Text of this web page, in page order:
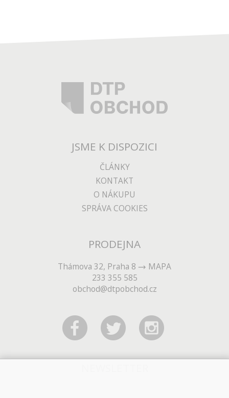
JSME K DISPOZICI
ČLÁNKY
KONTAKT
O NÁKUPU
SPRÁVA COOKIES
PRODEJNA
Thámova 32, Praha 8
MAPA
233 355 585
obchod@dtpobchod.cz